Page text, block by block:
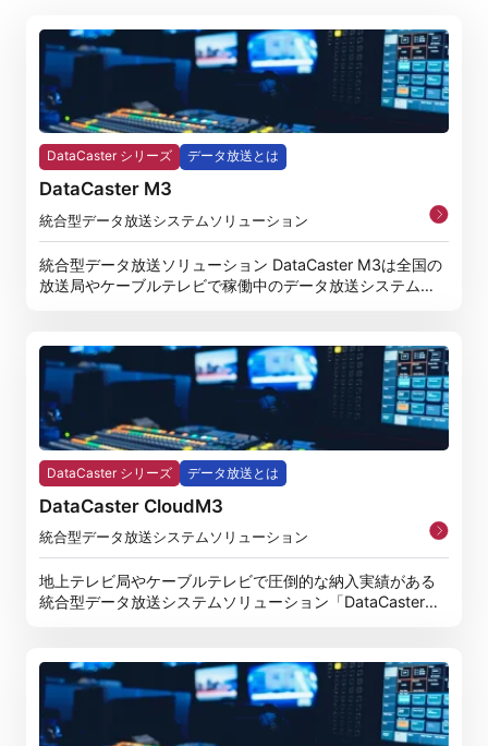
DataCaster シリーズ データ放送とは
DataCaster M3
統合型データ放送システムソリューション
統合型データ放送ソリューション DataCaster M3は全国の
放送局やケーブルテレビで稼働中のデータ放送システムと
DataCaster シリーズ データ放送とは
DataCaster CloudM3
統合型データ放送システムソリューション
地上テレビ局やケーブルテレビで圧倒的な納入実績がある
統合型データ放送システムソリューション「DataCaster